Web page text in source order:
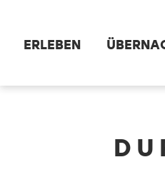
ERLEBEN